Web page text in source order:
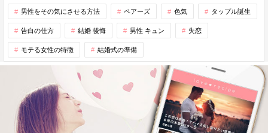
男性をその気にさせる方法 ペアーズ 色気 タップル誕生
告白の仕方 結婚 後悔 男性 キュン 失恋
モテる女性の特徴 結婚式の準備